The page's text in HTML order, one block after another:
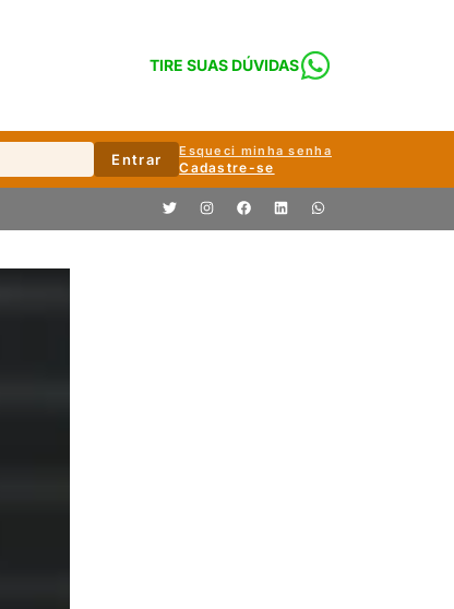
TIRE SUAS DÚVIDAS
Entrar Esqueci minha senha
Cadastre-se